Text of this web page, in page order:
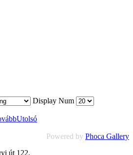
Display Num
Utolsó
Powered by Phoca Gallery
út 122.